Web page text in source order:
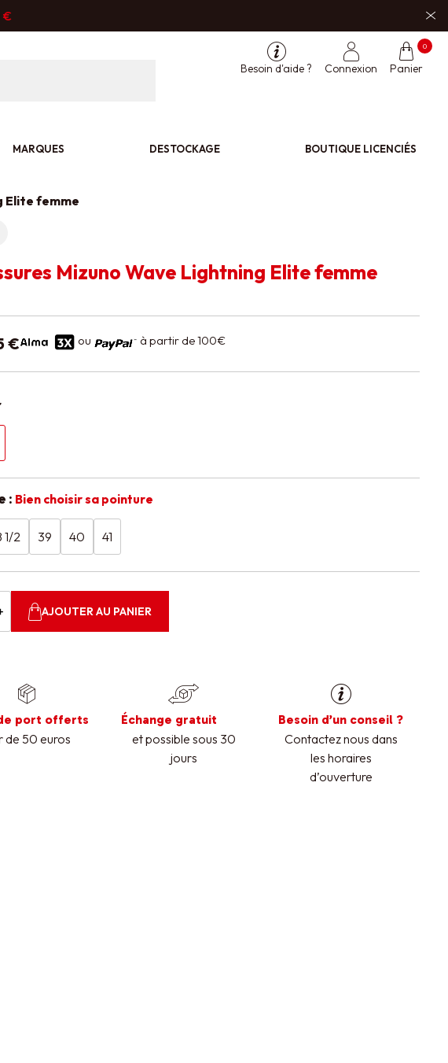
€
MARQUES DESTOCKAGE BOUTIQUE LICENCIÉS
Besoin d'aide ? Connexion Panier
0
Elite femme
Mizuno Wave Lightning Elite femme
: Bien choisir sa pointure
1/2 39 40 41
€ ou à partir de 100€
AJOUTER AU PANIER
port offerts
de 50 euros
Échange gratuit
et possible sous 30
jours
Besoin d’un conseil ?
Contactez nous dans
les horaires
d’ouverture